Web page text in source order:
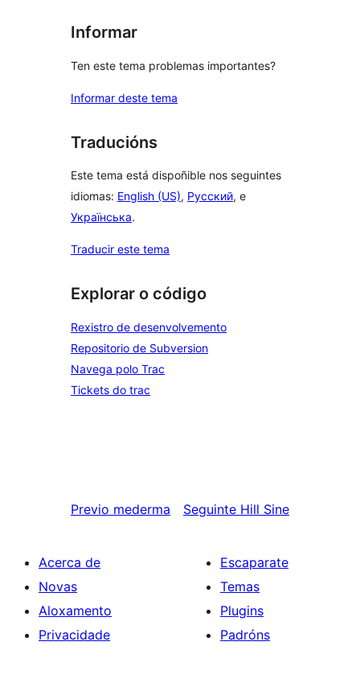
Informar
Ten este tema problemas importantes?
Informar deste tema
Traducións
Este tema está dispoñible nos seguintes
idiomas: English (US), Русский, e
Українська.
Traducir este tema
Explorar o código
Rexistro de desenvolvemento
Repositorio de Subversion
Navega polo Trac
Tickets do trac
Previo mederma Seguinte Hill Sine
Acerca de
Novas
Aloxamento
Privacidade
Escaparate
Temas
Plugins
Padróns